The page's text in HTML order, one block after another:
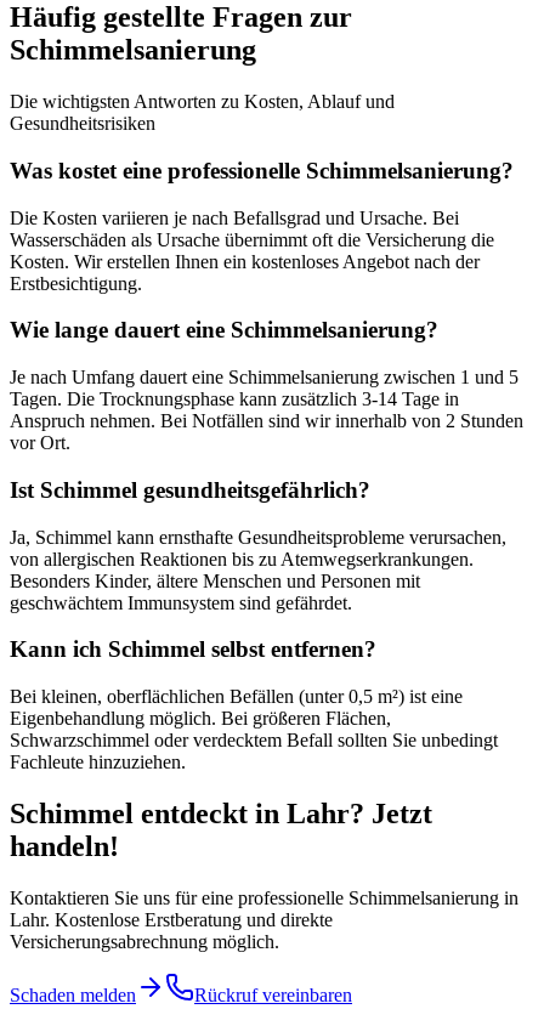
Häufig gestellte Fragen zur
Schimmelsanierung
Die wichtigsten Antworten zu Kosten, Ablauf und
Gesundheitsrisiken
Was kostet eine professionelle Schimmelsanierung?
Die Kosten variieren je nach Befallsgrad und Ursache. Bei
Wasserschäden als Ursache übernimmt oft die Versicherung die
Kosten. Wir erstellen Ihnen ein kostenloses Angebot nach der
Erstbesichtigung.
Wie lange dauert eine Schimmelsanierung?
Je nach Umfang dauert eine Schimmelsanierung zwischen 1 und 5
Tagen. Die Trocknungsphase kann zusätzlich 3-14 Tage in
Anspruch nehmen. Bei Notfällen sind wir innerhalb von 2 Stunden
vor Ort.
Ist Schimmel gesundheitsgefährlich?
Ja, Schimmel kann ernsthafte Gesundheitsprobleme verursachen,
von allergischen Reaktionen bis zu Atemwegserkrankungen.
Besonders Kinder, ältere Menschen und Personen mit
geschwächtem Immunsystem sind gefährdet.
Kann ich Schimmel selbst entfernen?
Bei kleinen, oberflächlichen Befällen (unter 0,5 m²) ist eine
Eigenbehandlung möglich. Bei größeren Flächen,
Schwarzschimmel oder verdecktem Befall sollten Sie unbedingt
Fachleute hinzuziehen.
Schimmel entdeckt in Lahr? Jetzt
handeln!
Kontaktieren Sie uns für eine professionelle Schimmelsanierung in
Lahr. Kostenlose Erstberatung und direkte
Versicherungsabrechnung möglich.
Schaden melden
Rückruf vereinbaren